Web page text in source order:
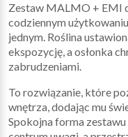
Zestaw MALMO + EMI
codziennym
jednym. Roślina
ekspozycję, a osłonka
zabrudzeniami.
To rozwiązanie, które
wnętrza, dodając mu
Spokojna forma